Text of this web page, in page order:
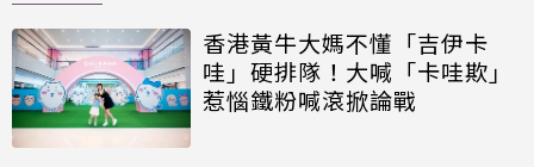
香港黃牛大媽不懂「吉伊卡
哇」硬排隊！大喊「卡哇欺」
惹惱鐵粉喊滾掀論戰